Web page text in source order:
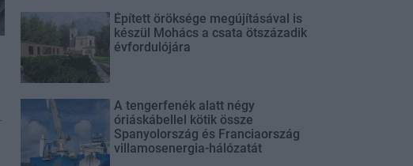
Épített öröksége megújításával is
készül Mohács a csata ötszázadik
évfordulójára
A tengerfenék alatt négy
óriáskábellel kötik össze
Spanyolország és Franciaország
villamosenergia-hálózatát